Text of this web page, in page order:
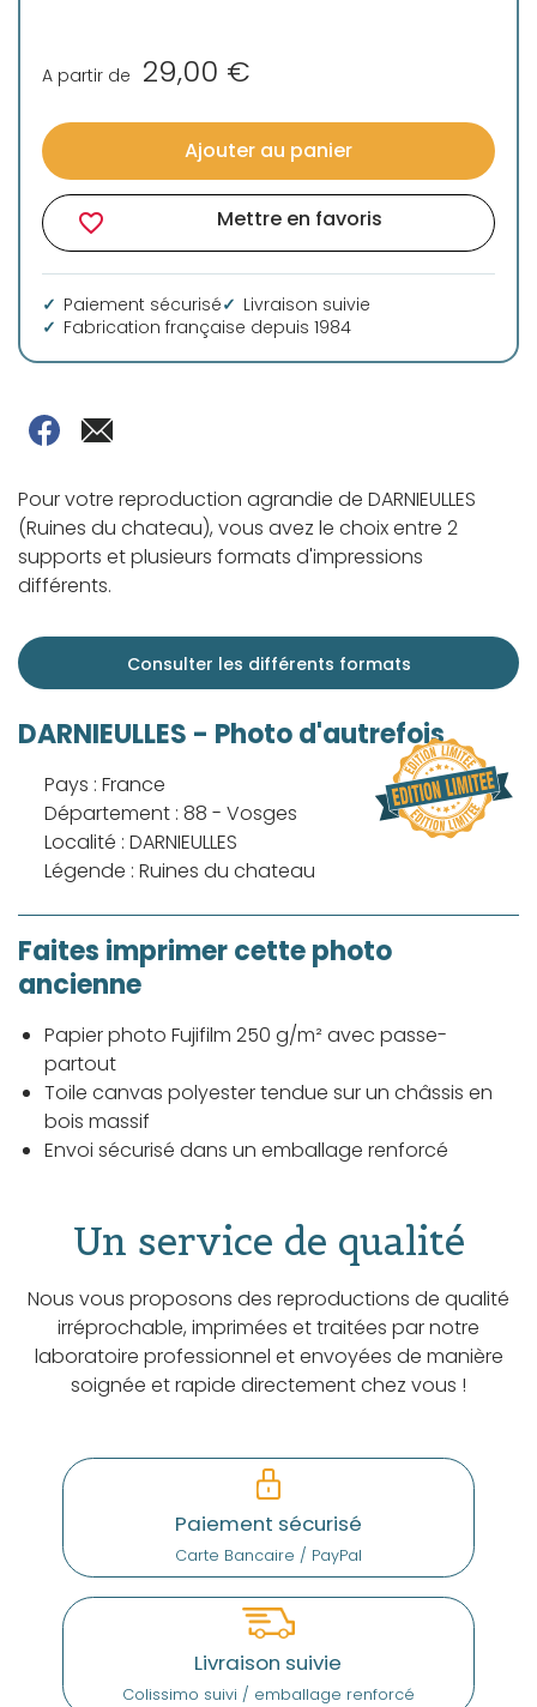
A partir de 29,00 €
Ajouter au panier
favorite_border Mettre en favoris
Paiement sécurisé
Livraison suivie
Fabrication française depuis 1984
Pour votre reproduction agrandie de DARNIEULLES
(Ruines du chateau), vous avez le choix entre 2
supports et plusieurs formats d'impressions
différents.
Consulter les différents formats
DARNIEULLES - Photo d'autrefois
Pays : France
Département : 88 - Vosges
Localité : DARNIEULLES
Légende : Ruines du chateau
Faites imprimer cette photo
ancienne
Papier photo Fujifilm 250 g/m² avec passe-
partout
Toile canvas polyester tendue sur un châssis en
bois massif
Envoi sécurisé dans un emballage renforcé
Un service de qualité
Nous vous proposons des reproductions de qualité
irréprochable, imprimées et traitées par notre
laboratoire professionnel et envoyées de manière
soignée et rapide directement chez vous !
Paiement sécurisé
Carte Bancaire / PayPal
Livraison suivie
Colissimo suivi / emballage renforcé